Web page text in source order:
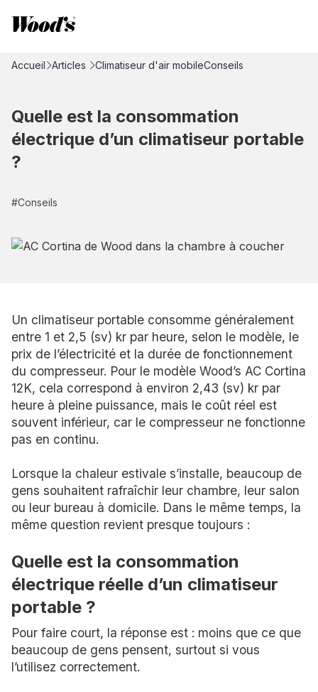
Accueil Articles Climatiseur d'air mobileConseils
Quelle est la consommation
électrique d’un climatiseur portable
?
#Conseils
Un climatiseur portable consomme généralement
entre 1 et 2,5 (sv) kr par heure, selon le modèle, le
prix de l’électricité et la durée de fonctionnement
du compresseur. Pour le modèle Wood’s AC Cortina
12K, cela correspond à environ 2,43 (sv) kr par
heure à pleine puissance, mais le coût réel est
souvent inférieur, car le compresseur ne fonctionne
pas en continu.
Lorsque la chaleur estivale s’installe, beaucoup de
gens souhaitent rafraîchir leur chambre, leur salon
ou leur bureau à domicile. Dans le même temps, la
même question revient presque toujours :
Quelle est la consommation
électrique réelle d’un climatiseur
portable ?
Pour faire court, la réponse est : moins que ce que
beaucoup de gens pensent, surtout si vous
l’utilisez correctement.